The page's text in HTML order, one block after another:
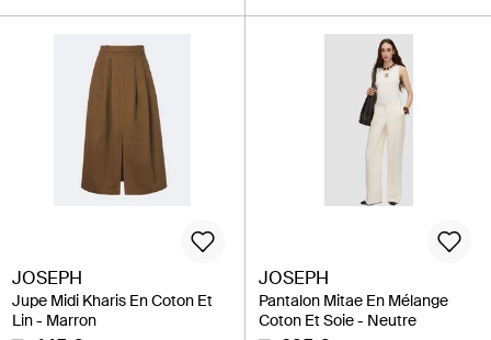
JOSEPH
Jupe Midi Kharis En Coton Et
Lin - Marron
JOSEPH
Pantalon Mitae En Mélange
Coton Et Soie - Neutre